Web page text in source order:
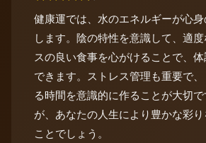
健康運では、水のエネルギーが心
します。陰の特性を意識して、適
スの良い食事を心がけることで、
できます。ストレス管理も重要で
る時間を意識的に作ることが大切
が、あなたの人生により豊かな彩
ことでしょう。